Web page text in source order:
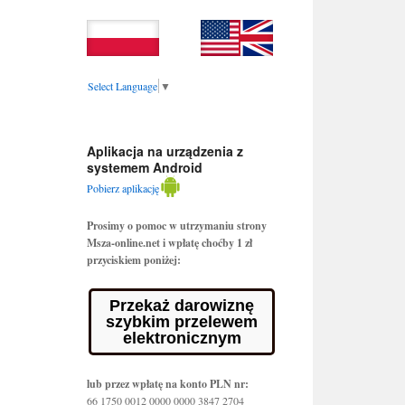
Select Language ▼
Aplikacja na urządzenia z
systemem Android
Pobierz aplikację
Prosimy o pomoc w utrzymaniu strony
Msza-online.net i wpłatę choćby 1 zł
przyciskiem poniżej:
Przekaż darowiznę
szybkim przelewem
elektronicznym
lub przez wpłatę na konto PLN nr:
66 1750 0012 0000 0000 3847 2704